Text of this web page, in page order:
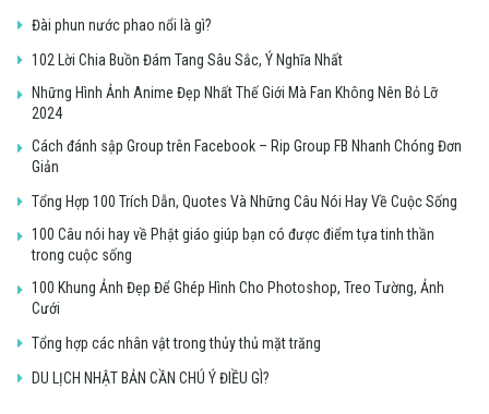
Đài phun nước phao nổi là gì?
102 Lời Chia Buồn Đám Tang Sâu Sắc, Ý Nghĩa Nhất
Những Hình Ảnh Anime Đẹp Nhất Thế Giới Mà Fan Không Nên Bỏ Lỡ
2024
Cách đánh sập Group trên Facebook – Rip Group FB Nhanh Chóng Đơn
Giản
Tổng Hợp 100 Trích Dẫn, Quotes Và Những Câu Nói Hay Về Cuộc Sống
100 Câu nói hay về Phật giáo giúp bạn có được điểm tựa tinh thần
trong cuộc sống
100 Khung Ảnh Đẹp Để Ghép Hình Cho Photoshop, Treo Tường, Ảnh
Cưới
Tổng hợp các nhân vật trong thủy thủ mặt trăng
DU LỊCH NHẬT BẢN CẦN CHÚ Ý ĐIỀU GÌ?